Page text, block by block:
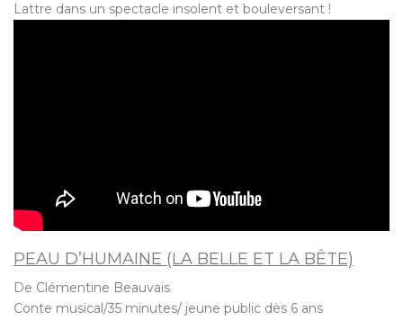
Lattre dans un spectacle insolent et bouleversant !
PEAU D’HUMAINE (LA BELLE ET LA BÊTE)
De Clémentine Beauvais
Conte musical/35 minutes/ jeune public dès 6 ans